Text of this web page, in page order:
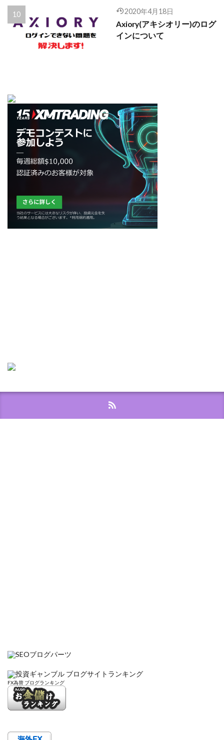
2020年4月18日
Axiory(アキシオリー)のログ
インについて
FX為替 ブログランキング